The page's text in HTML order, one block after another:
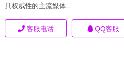
具权威性的主流媒体...
客服电话 QQ客服